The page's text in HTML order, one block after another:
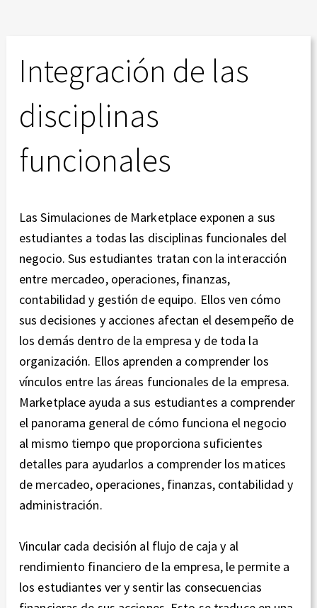
Integración de las
disciplinas
funcionales
Las Simulaciones de Marketplace exponen a sus
estudiantes a todas las disciplinas funcionales del
negocio. Sus estudiantes tratan con la interacción
entre mercadeo, operaciones, finanzas,
contabilidad y gestión de equipo. Ellos ven cómo
sus decisiones y acciones afectan el desempeño de
los demás dentro de la empresa y de toda la
organización. Ellos aprenden a comprender los
vínculos entre las áreas funcionales de la empresa.
Marketplace ayuda a sus estudiantes a comprender
el panorama general de cómo funciona el negocio
al mismo tiempo que proporciona suficientes
detalles para ayudarlos a comprender los matices
de mercadeo, operaciones, finanzas, contabilidad y
administración.
Vincular cada decisión al flujo de caja y al
rendimiento financiero de la empresa, le permite a
los estudiantes ver y sentir las consecuencias